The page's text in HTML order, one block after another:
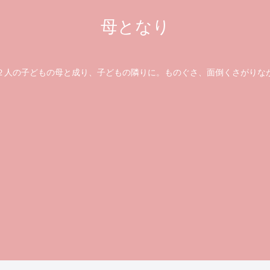
母となり
子どもの母と成り、子どもの隣りに。ものぐさ、面倒くさがりな